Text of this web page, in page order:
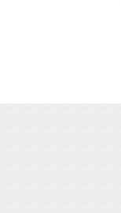
Gestion de vos